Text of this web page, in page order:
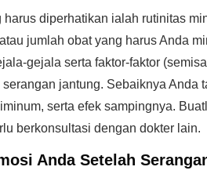
harus diperhatikan ialah rutinitas
jumlah obat yang harus Anda
gejala serta faktor-faktor
jantung. Sebaiknya Anda
serta efek sampingnya.
berkonsultasi dengan dokter lain.
Anda Setelah